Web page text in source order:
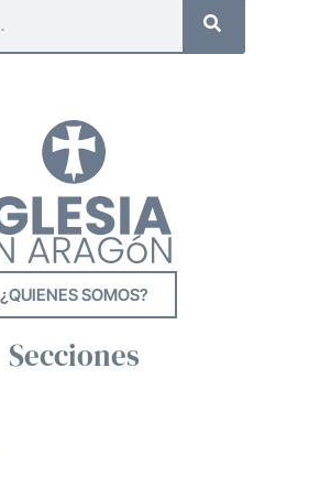
¿QUIENES SOMOS?
Secciones